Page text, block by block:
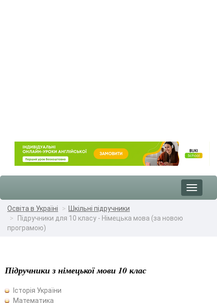
Toggle
Освіта в Україні
Шкільні підручники
Підручники для 10 класу - Німецька мова (за новою
програмою)
Підручники з німецької мови 10 клас
Історія України
Математика